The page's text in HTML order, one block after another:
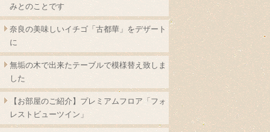
みとのことです
奈良の美味しいイチゴ「古都華」をデザート
に
無垢の木で出来たテーブルで模様替え致しま
した
【お部屋のご紹介】プレミアムフロア「フォ
レストビューツイン」